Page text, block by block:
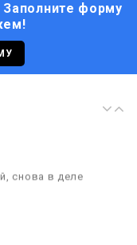
форму
которая с
снова в деле